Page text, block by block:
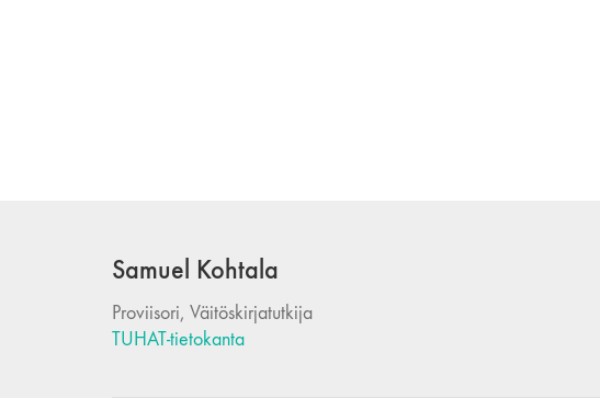
Samuel Kohtala
Proviisori, Väitöskirjatutkija
TUHAT-tietokanta